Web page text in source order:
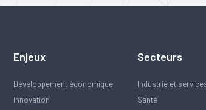
Enjeux
Développement économique
Innovation
Secteurs
Industrie et
Santé